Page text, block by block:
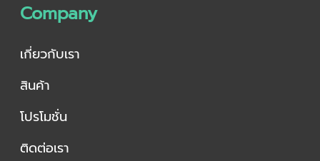
Company
เกี่ยวกับเรา
สินค้า
โปรโมชั่น
ติดต่อเรา